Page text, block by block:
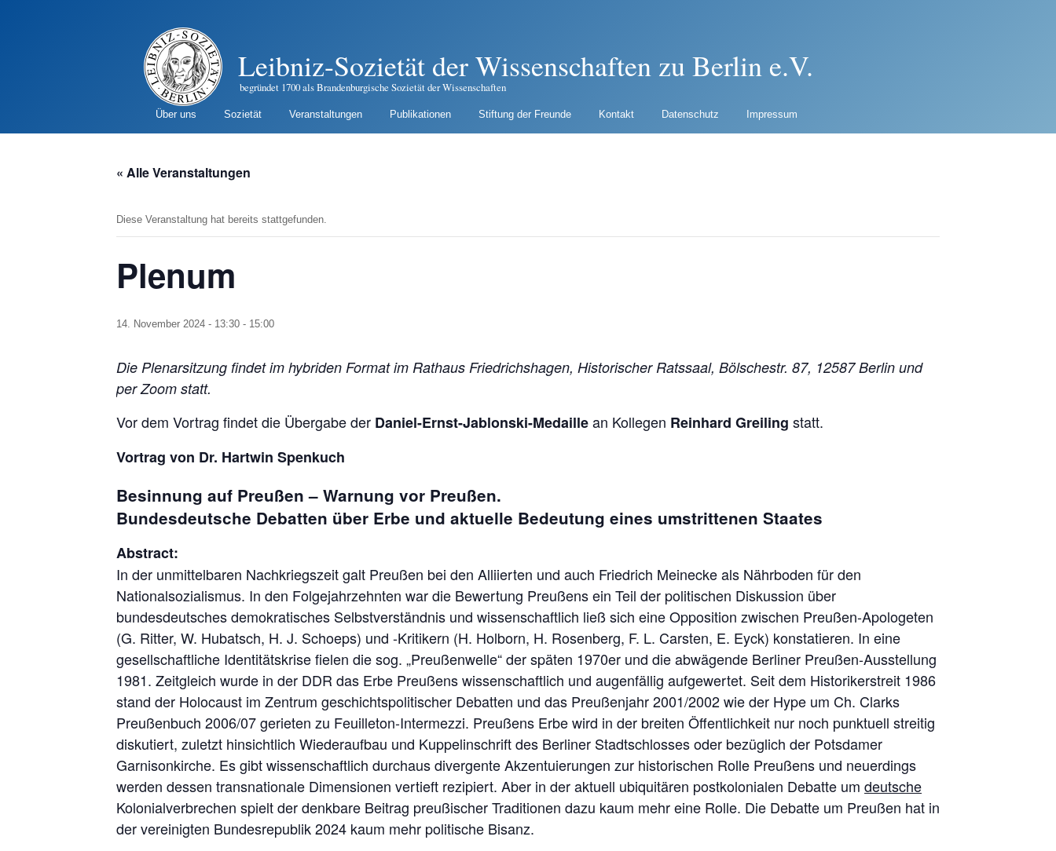
Leibniz-Sozietät der Wissenschaften zu Berlin e.V.
begründet 1700 als Brandenburgische Sozietät der Wissenschaften
Über uns Sozietät Veranstaltungen Publikationen Stiftung der Freunde Kontakt Datenschutz Impressum
« Alle Veranstaltungen
Diese Veranstaltung hat bereits stattgefunden.
Plenum
14. November 2024 - 13:30 - 15:00
Die Plenarsitzung findet im hybriden Format im Rathaus Friedrichshagen, Historischer Ratssaal, Bölschestr. 87, 12587 Berlin und
per Zoom statt.
Vor dem Vortrag findet die Übergabe der Daniel-Ernst-Jablonski-Medaillean Kollegen Reinhard Greiling statt.
Vortrag von Dr. Hartwin Spenkuch
Besinnung auf Preußen – Warnung vor Preußen.
Bundesdeutsche Debatten über Erbe und aktuelle Bedeutung eines umstrittenen Staates
Abstract:
In der unmittelbaren Nachkriegszeit galt Preußen bei den Alliierten und auch Friedrich Meinecke als Nährboden für den
Nationalsozialismus. In den Folgejahrzehnten war die Bewertung Preußens ein Teil der politischen Diskussion über
bundesdeutsches demokratisches Selbstverständnis und wissenschaftlich ließ sich eine Opposition zwischen Preußen-Apologeten
(G. Ritter, W. Hubatsch, H. J. Schoeps) und -Kritikern (H. Holborn, H. Rosenberg, F. L. Carsten, E. Eyck) konstatieren. In eine
gesellschaftliche Identitätskrise fielen die sog. „Preußenwelle“ der späten 1970er und die abwägende Berliner Preußen-Ausstellung
1981. Zeitgleich wurde in der DDR das Erbe Preußens wissenschaftlich und augenfällig aufgewertet. Seit dem Historikerstreit 1986
stand der Holocaust im Zentrum geschichtspolitischer Debatten und das Preußenjahr 2001/2002 wie der Hype um Ch. Clarks
Preußenbuch 2006/07 gerieten zu Feuilleton-Intermezzi. Preußens Erbe wird in der breiten Öffentlichkeit nur noch punktuell streitig
diskutiert, zuletzt hinsichtlich Wiederaufbau und Kuppelinschrift des Berliner Stadtschlosses oder bezüglich der Potsdamer
Garnisonkirche. Es gibt wissenschaftlich durchaus divergente Akzentuierungen zur historischen Rolle Preußens und neuerdings
werden dessen transnationale Dimensionen vertieft rezipiert. Aber in der aktuell ubiquitären postkolonialen Debatte um deutsche
Kolonialverbrechen spielt der denkbare Beitrag preußischer Traditionen dazu kaum mehr eine Rolle. Die Debatte um Preußen hat in
der vereinigten Bundesrepublik 2024 kaum mehr politische Bisanz.